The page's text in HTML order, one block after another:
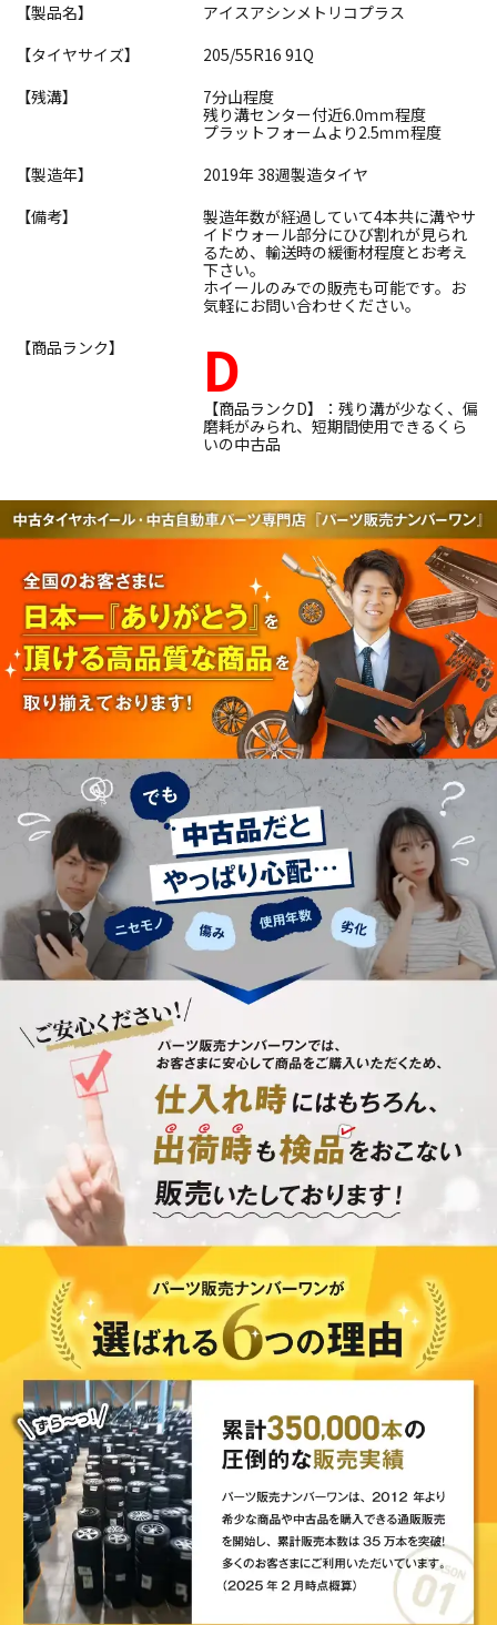
【製品名】
アイスアシンメトリコプラス
【タイヤサイズ】
205/55R16 91Q
【残溝】
7分山程度
残り溝センター付近6.0ｍｍ程度
プラットフォームより2.5ｍｍ程度
【製造年】
2019年 38週製造タイヤ
【備考】
製造年数が経過していて4本共に溝やサ
イドウォール部分にひび割れが見られ
るため、輸送時の緩衝材程度とお考え
下さい。
ホイールのみでの販売も可能です。お
気軽にお問い合わせください。
【商品ランク】
D
【商品ランクD】：残り溝が少なく、偏
磨耗がみられ、短期間使用できるくら
いの中古品